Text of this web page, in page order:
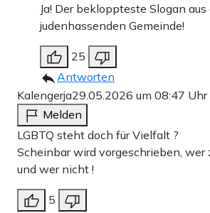
Ja! Der bekloppteste Slogan
judenhassenden Gemeinde!
25
Antworten
Kalengerja29.05.2026 um 08:47 Uhr
Melden
LGBTQ steht doch für Vielfalt ?
Scheinbar wird vorgeschrieben, wer
und wer nicht !
5